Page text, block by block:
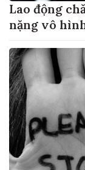
Lao động
nặng vô